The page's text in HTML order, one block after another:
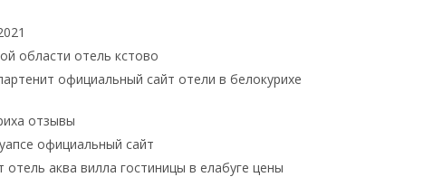
области отель кстово
официальный сайт отели в белокурихе
отзывы
официальный сайт
аква вилла гостиницы в елабуге цены